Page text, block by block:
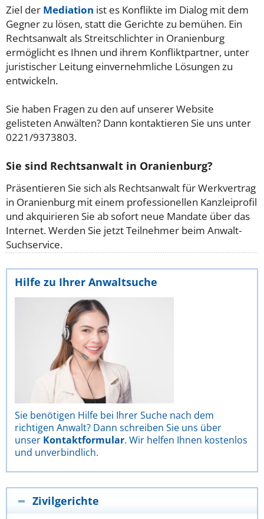
Ziel der Mediation ist es Konflikte im Dialog mit dem
Gegner zu lösen, statt die Gerichte zu bemühen. Ein
Rechtsanwalt als Streitschlichter in Oranienburg
ermöglicht es Ihnen und ihrem Konfliktpartner, unter
juristischer Leitung einvernehmliche Lösungen zu
entwickeln.
Sie haben Fragen zu den auf unserer Website
gelisteten Anwälten? Dann kontaktieren Sie uns unter
0221/9373803.
Sie sind Rechtsanwalt in Oranienburg?
Präsentieren Sie sich als Rechtsanwalt für Werkvertrag
in Oranienburg mit einem professionellen Kanzleiprofil
und akquirieren Sie ab sofort neue Mandate über das
Internet. Werden Sie jetzt Teilnehmer beim Anwalt-
Suchservice.
Hilfe zu Ihrer Anwaltsuche
Sie benötigen Hilfe bei Ihrer Suche nach dem
richtigen Anwalt? Dann schreiben Sie uns über
unser Kontaktformular. Wir helfen Ihnen kostenlos
und unverbindlich.
Zivilgerichte